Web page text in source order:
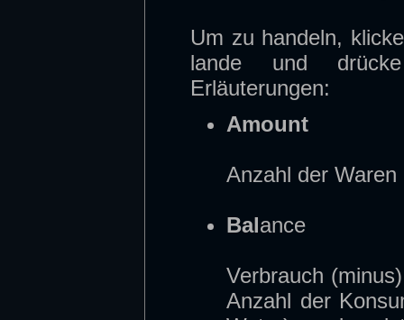
Um zu handeln,
lande und
Erläuterungen:
Amount
Anzahl der
Balance
Verbrauch
Anzahl der